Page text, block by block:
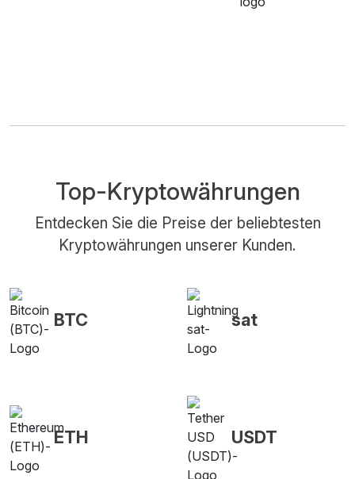
Top-Kryptowährungen
Entdecken Sie die Preise der beliebtesten
Kryptowährungen unserer Kunden.
BTC sat
ETH USDT